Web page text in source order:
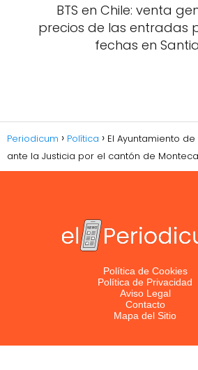
BTS en Chile: venta
precios de las entradas
fechas en
Periodicum Política
El Ayuntamiento
ante la Justicia por el cantón de
Política de Cookies
Política de Privacidad
Aviso Legal
Contacto
Mapa del Sitio